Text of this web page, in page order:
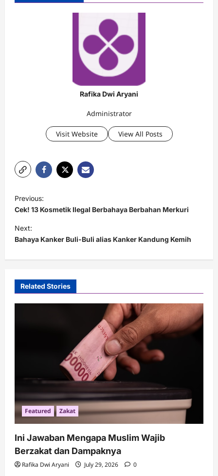
Rafika Dwi Aryani
Administrator
Visit Website View All Posts
P
o
s
t
v
Previous:
Cek! 13 Kosmetik Ilegal Berbahaya Berbahan Merkuri
Next:
Bahaya Kanker Buli-Buli alias Kanker Kandung Kemih
Related Stories
Featured Zakat
Ini Jawaban Mengapa Muslim Wajib
Berzakat dan Dampaknya
Rafika Dwi Aryani July 29, 2026 0